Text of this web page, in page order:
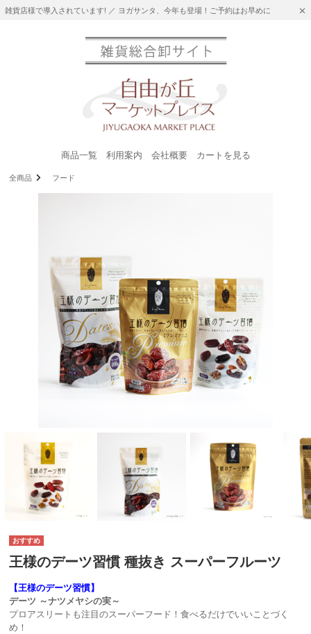
雑貨店様で導入されています! ／ ヨガサンタ、今年も登場！ご予約はお早めに
商品一覧 利用案内 会社概要 カートを見る
全商品 フード
王様のデーツ習慣 種抜き スーパーフルーツ
【王様のデーツ習慣】
デーツ ～ナツメヤシの実～
プロアスリートも注目のスーパーフード！食べるだけでいいことづく
め！